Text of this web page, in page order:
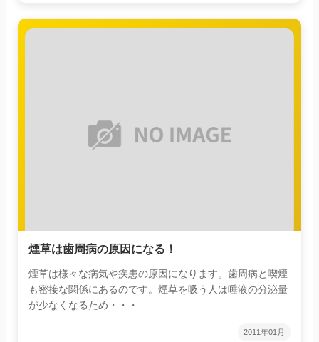
煙草は歯周病の原因になる！
煙草は様々な病気や疾患の原因になります。歯周病と喫煙
も密接な関係にあるのです。煙草を吸う人は唾液の分泌量
が少なくなるため・・・
2011年01月